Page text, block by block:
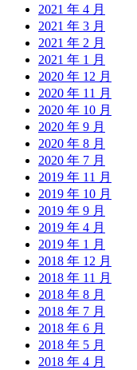
2021 年 4 月
2021 年 3 月
2021 年 2 月
2021 年 1 月
2020 年 12 月
2020 年 11 月
2020 年 10 月
2020 年 9 月
2020 年 8 月
2020 年 7 月
2019 年 11 月
2019 年 10 月
2019 年 9 月
2019 年 4 月
2019 年 1 月
2018 年 12 月
2018 年 11 月
2018 年 8 月
2018 年 7 月
2018 年 6 月
2018 年 5 月
2018 年 4 月